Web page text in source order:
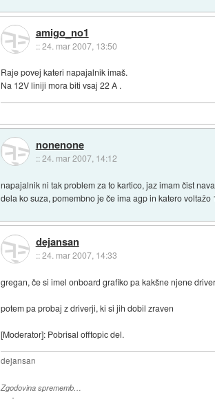
amigo_no1
::24. mar 2007, 13:50
Raje povej kateri napajalnik imaš.
Na 12V liniji mora biti vsaj 22 A .
nonenone
::24. mar 2007, 14:12
napajalnik ni tak problem za to kartico, jaz imam čist
dela ko suza, pomembno je če ima agp in katero
dejansan
::24. mar 2007, 14:33
gregan, če si imel onboard grafiko pa kakšne njene
potem pa probaj z driverji, ki si jih dobil zraven
[Moderator]: Pobrisal offtopic del.
dejansan
Zgodovina sprememb…